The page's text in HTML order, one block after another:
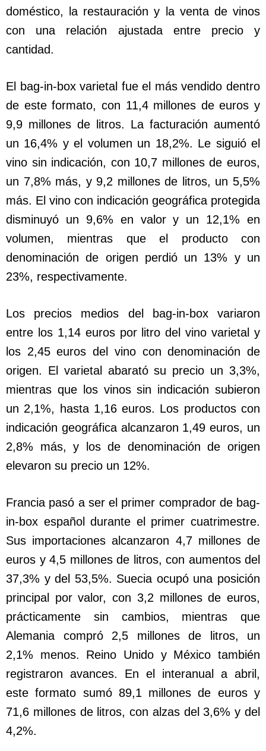
doméstico, la restauración y la venta de vinos
con una relación ajustada entre precio y
cantidad.
El bag-in-box varietal fue el más vendido dentro
de este formato, con 11,4 millones de euros y
9,9 millones de litros. La facturación aumentó
un 16,4% y el volumen un 18,2%. Le siguió el
vino sin indicación, con 10,7 millones de euros,
un 7,8% más, y 9,2 millones de litros, un 5,5%
más. El vino con indicación geográfica protegida
disminuyó un 9,6% en valor y un 12,1% en
volumen, mientras que el producto con
denominación de origen perdió un 13% y un
23%, respectivamente.
Los precios medios del bag-in-box variaron
entre los 1,14 euros por litro del vino varietal y
los 2,45 euros del vino con denominación de
origen. El varietal abarató su precio un 3,3%,
mientras que los vinos sin indicación subieron
un 2,1%, hasta 1,16 euros. Los productos con
indicación geográfica alcanzaron 1,49 euros, un
2,8% más, y los de denominación de origen
elevaron su precio un 12%.
Francia pasó a ser el primer comprador de bag-
in-box español durante el primer cuatrimestre.
Sus importaciones alcanzaron 4,7 millones de
euros y 4,5 millones de litros, con aumentos del
37,3% y del 53,5%. Suecia ocupó una posición
principal por valor, con 3,2 millones de euros,
prácticamente sin cambios, mientras que
Alemania compró 2,5 millones de litros, un
2,1% menos. Reino Unido y México también
registraron avances. En el interanual a abril,
este formato sumó 89,1 millones de euros y
71,6 millones de litros, con alzas del 3,6% y del
4,2%.